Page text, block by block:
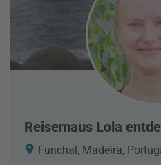
Reisemaus Lola
Funchal, Madeira,